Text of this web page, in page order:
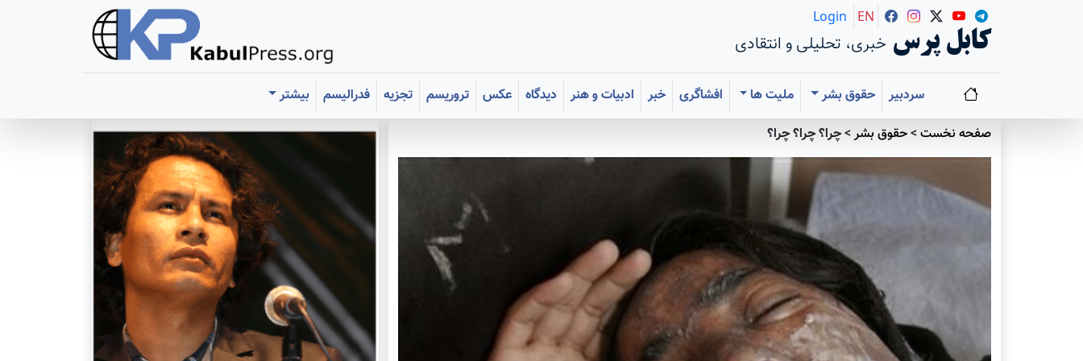
کابل پرس خبری، تحلیلی و انتقادی
Login EN
سردبیر حقوق بشر ملیت ها افشاگری خبر ادبیات و هنر دیدگاه عکس تروریسم تجزیه فدرالیسم
بیشتر
صفحه نخست>حقوق بشر>چرا؟ چرا؟ چرا؟